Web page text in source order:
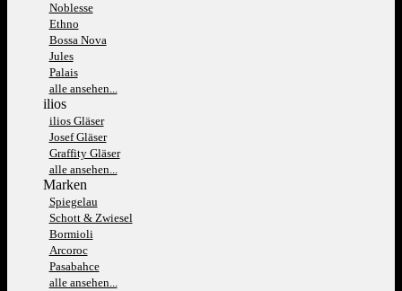
Noblesse
Ethno
Bossa Nova
Jules
Palais
alle ansehen...
ilios
ilios Gläser
Josef Gläser
Graffity Gläser
alle ansehen...
Marken
Spiegelau
Schott & Zwiesel
Bormioli
Arcoroc
Pasabahce
alle ansehen...